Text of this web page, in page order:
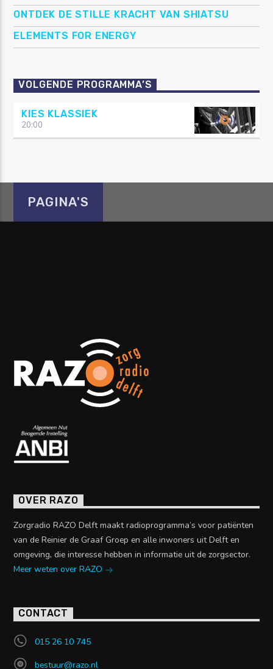
ONTDEK DE STILLE KRACHT VAN SHIATSU
ELEMENTS FOR ENERGY
VOLGENDE PROGRAMMA’S
KIES KLASSIEK
20:00
PAGINA'S
OVER RAZO
Zorgradio RAZO Delft maakt radioprogramma’s voor patiënten
van de Reinier de Graaf Groep en alle inwoners uit Delft en
omgeving, die interesse hebben in informatie uit de zorgsector.
Meer weten over RAZO
CONTACT
015 26 10 745
bestuur@razo.nl